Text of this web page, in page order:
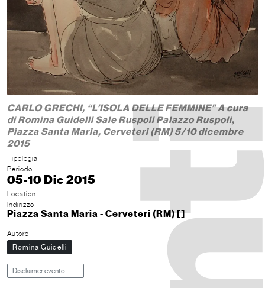
CARLO GRECHI, “L’ISOLA DELLE FEMMINE” A cura
di Romina Guidelli Sale Ruspoli Palazzo Ruspoli,
Piazza Santa Maria, Cerveteri (RM) 5/10 dicembre
2015
Tipologia
Periodo
05-10 Dic 2015
Location
Indirizzo
Piazza Santa Maria - Cerveteri (RM) []
Autore
Romina Guidelli
Disclaimer evento